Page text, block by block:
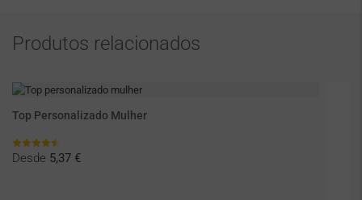
Produtos relacionados
Top Personalizado Mulher
Desde 5,37 €